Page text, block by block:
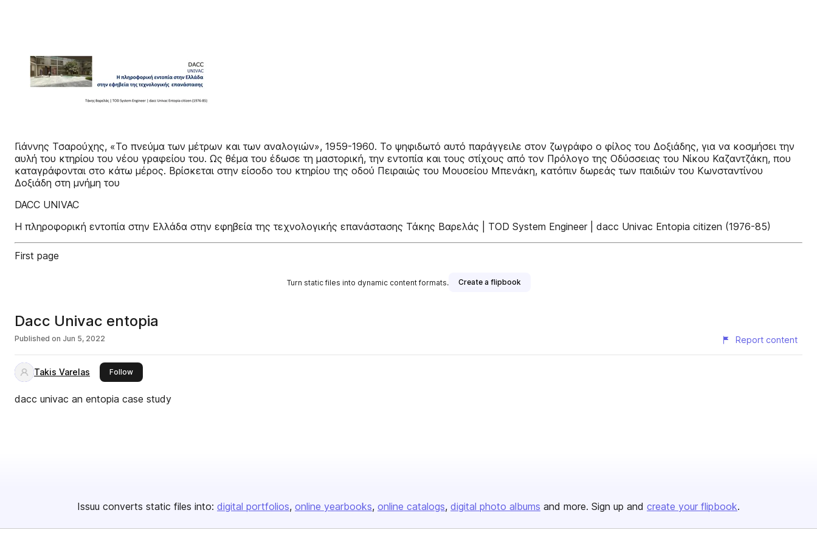
Γιάννης Τσαρούχης, «Το πνεύμα των μέτρων και των αναλογιών», 1959-1960. Το ψηφιδωτό αυτό παράγγειλε στον ζωγράφο ο φίλος του Δοξιάδης, για να κοσμήσει την
αυλή του κτηρίου του νέου γραφείου του. Ως θέμα του έδωσε τη μαστορική, την εντοπία και τους στίχους από τον Πρόλογο της Οδύσσειας του Νίκου Καζαντζάκη, που
καταγράφονται στο κάτω μέρος. Βρίσκεται στην είσοδο του κτηρίου της οδού Πειραιώς του Μουσείου Μπενάκη, κατόπιν δωρεάς των παιδιών του Κωνσταντίνου
Δοξιάδη στη μνήμη του
DACC UNIVAC
Η πληροφορική εντοπία στην Ελλάδα στην εφηβεία της τεχνολογικής επανάστασης Τάκης Βαρελάς | TOD System Engineer | dacc Univac Entopia citizen (1976-85)
First page
Turn static files into dynamic content formats. Create a flipbook
Dacc Univac entopia
Published on Jun 5, 2022 Report content
Takis Varelas Followthis publisher
dacc univac an entopia case study
Issuu converts static files into: digital portfolios online yearbooks online catalogs digital photo albums and more. Sign up and create your flipbook.